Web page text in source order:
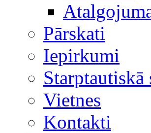
Pārskati
Iepirkumi
Starptautiskā
Vietnes
Kontakti